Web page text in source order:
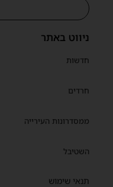
ניווט באתר
חדשות
חרדים
ממסדרונות העירייה
השטיבל
תנאי שימוש